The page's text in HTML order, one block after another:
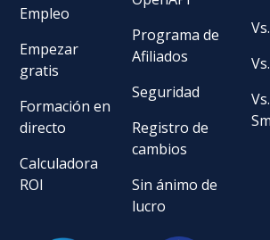
Empleo
Empezar
gratis
Formación en
directo
Calculadora
ROI
Programa de
Afiliados
Seguridad
Registro de
cambios
Sin ánimo de
lucro
Vs.